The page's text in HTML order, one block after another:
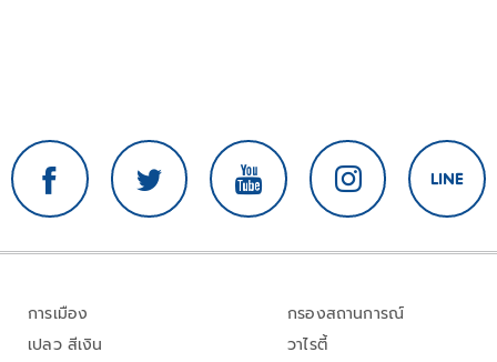
การเมือง
เปลว สีเงิน
กรองสถานการณ์
วาไรตี้